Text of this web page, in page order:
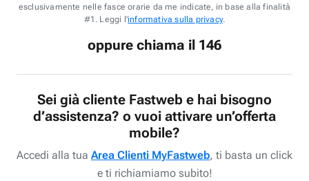
esclusivamente nelle fasce orarie da me indicate, in base alla finalità
#1. Leggi l'informativa sulla privacy.
oppure chiama il 146
Sei già cliente Fastweb e hai bisogno
d’assistenza? o vuoi attivare un’offerta
mobile?
Accedi alla tua Area Clienti MyFastweb, ti basta un click
e ti richiamiamo subito!